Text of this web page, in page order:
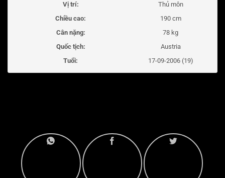
Vị trí:
Thủ môn
Chiều cao:
190 cm
Cân nặng:
78 kg
Quốc tịch:
Austria
Tuổi:
17-09-2006 (19)